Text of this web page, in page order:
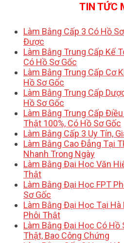
TIN TỨC
Làm Bằng Cấp 3 Có Hồ
Được
Làm Bằng Trung Cấp Kế
Có Hồ Sơ Gốc
Làm Bằng Trung Cấp Cơ
Hồ Sơ Gốc
Làm Bằng Trung Cấp
Hồ Sơ Gốc
Làm Bằng Trung Cấp
Thật 100%, Có Hồ Sơ Gốc
Làm Bằng Cấp 3 Uy Tín,
Làm Bằng Cao Đẳng Tại
Nhanh Trong Ngày
Làm Bằng Đại Học Văn
Thật
Làm Bằng Đại Học FPT
Sơ Gốc
Làm Bằng Đại Học Tại Hà
Phôi Thật
Làm Bằng Đại Học Có Hồ
Thật, Bao Công Chứng